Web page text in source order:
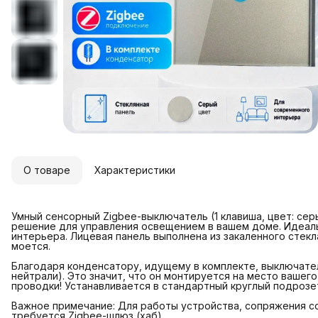
О товаре Характеристики
Умный сенсорный Zigbee-выключатель (1 клавиша, цвет:
решение для управления освещением в вашем доме.
интерьера. Лицевая панель выполнена из закаленного
моется.
Благодаря конденсатору, идущему в комплекте,
нейтрали). Это значит, что он монтируется на место
проводки! Устанавливается в стандартный круглый
Важное примечание: Для работы устройства, сопряжения
требуется Zigbee-шлюз (хаб).